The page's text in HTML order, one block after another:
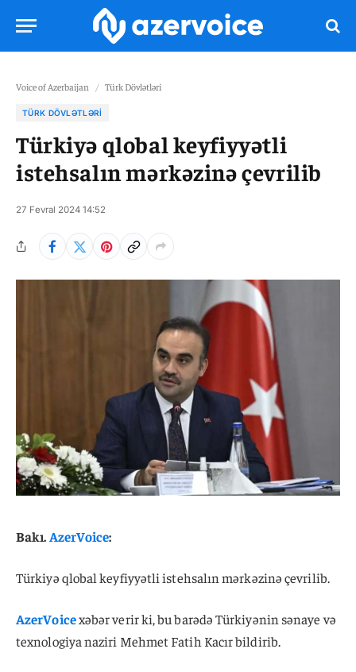
Voice of Azerbaijan / Türk Dövlətləri
TÜRK DÖVLƏTLƏRI
Türkiyə qlobal keyfiyyətli
istehsalın mərkəzinə çevrilib
27 Fevral 2024 14:52
Bakı.AzerVoice:
Türkiyə qlobal keyfiyyətli istehsalın mərkəzinə çevrilib.
AzerVoicexəbər verir ki, bu barədə Türkiyənin sənaye və
texnologiya naziri Mehmet Fatih Kacır bildirib.